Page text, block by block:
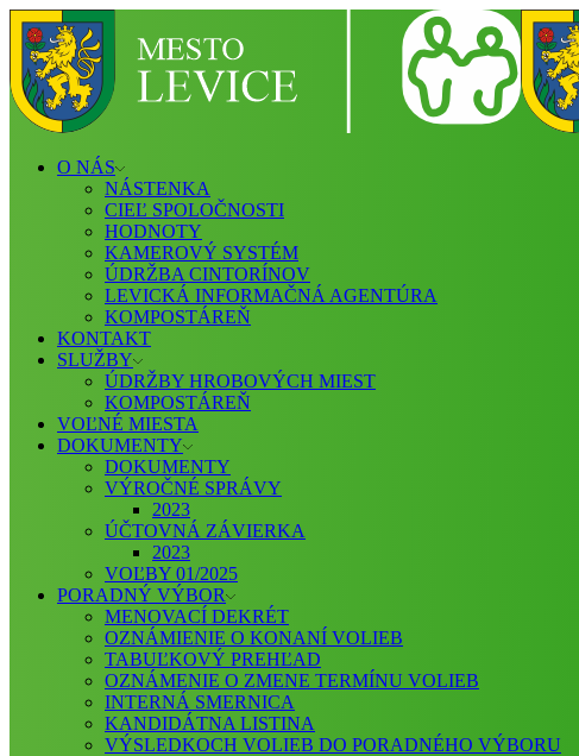
O NÁS
NÁSTENKA
CIEĽ SPOLOČNOSTI
HODNOTY
KAMEROVÝ SYSTÉM
ÚDRŽBA CINTORÍNOV
LEVICKÁ INFORMAČNÁ AGENTÚRA
KOMPOSTÁREŇ
KONTAKT
SLUŽBY
ÚDRŽBY HROBOVÝCH MIEST
KOMPOSTÁREŇ
VOĽNÉ MIESTA
DOKUMENTY
DOKUMENTY
VÝROČNÉ SPRÁVY
2023
ÚČTOVNÁ ZÁVIERKA
2023
VOĽBY 01/2025
PORADNÝ VÝBOR
MENOVACÍ DEKRÉT
OZNÁMIENIE O KONANÍ VOLIEB
TABUĽKOVÝ PREHĽAD
OZNÁMENIE O ZMENE TERMÍNU VOLIEB
INTERNÁ SMERNICA
KANDIDÁTNA LISTINA
VÝSLEDKOCH VOLIEB DO PORADNÉHO VÝBORU